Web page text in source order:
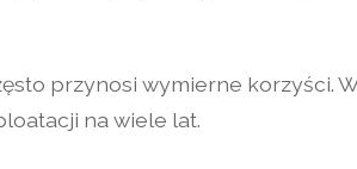
przynosi wymierne korzyści.
na wiele lat.